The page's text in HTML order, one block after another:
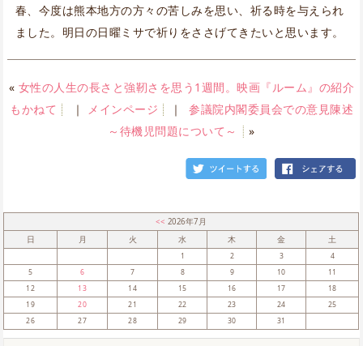
春、今度は熊本地方の方々の苦しみを思い、祈る時を与えられ
ました。明日の日曜ミサで祈りをささげてきたいと思います。
« 女性の人生の長さと強靭さを思う1週間。映画『ルーム』の紹介
もかねて
｜ メインページ ｜ 参議院内閣委員会での意見陳述
～待機児問題について～
»
<< 2026年7月
日
月 火 水 木 金 土
1 2 3
4
5
6 7 8 9 10
11
12
13 14 15 16 17
18
19
20 21 22 23 24
25
26
27 28 29 30 31